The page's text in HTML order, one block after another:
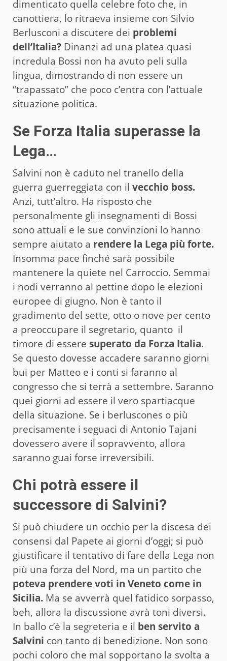
dimenticato quella celebre foto che, in
canottiera, lo ritraeva insieme con Silvio
Berlusconi a discutere dei problemi
dell’Italia? Dinanzi ad una platea quasi
incredula Bossi non ha avuto peli sulla
lingua, dimostrando di non essere un
“trapassato” che poco c’entra con l’attuale
situazione politica.
Se Forza Italia superasse la
Lega…
Salvini non è caduto nel tranello della
guerra guerreggiata con il vecchio boss.
Anzi, tutt’altro. Ha risposto che
personalmente gli insegnamenti di Bossi
sono attuali e le sue convinzioni lo hanno
sempre aiutato a rendere la Lega più forte.
Insomma pace finché sarà possibile
mantenere la quiete nel Carroccio. Semmai
i nodi verranno al pettine dopo le elezioni
europee di giugno. Non è tanto il
gradimento del sette, otto o nove per cento
a preoccupare il segretario, quanto il
timore di essere superato da Forza Italia.
Se questo dovesse accadere saranno giorni
bui per Matteo e i conti si faranno al
congresso che si terrà a settembre. Saranno
quei giorni ad essere il vero spartiacque
della situazione. Se i berluscones o più
precisamente i seguaci di Antonio Tajani
dovessero avere il sopravvento, allora
saranno guai forse irreversibili.
Chi potrà essere il
successore di Salvini?
Si può chiudere un occhio per la discesa dei
consensi dal Papete ai giorni d’oggi; si può
giustificare il tentativo di fare della Lega non
più una forza del Nord, ma un partito che
poteva prendere voti in Veneto come in
Sicilia. Ma se avverrà quel fatidico sorpasso,
beh, allora la discussione avrà toni diversi.
In ballo c’è la segreteria e il ben servito a
Salvini con tanto di benedizione. Non sono
pochi coloro che mal sopportano la svolta a